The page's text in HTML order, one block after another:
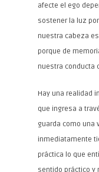
afecte el ego
sostener la luz
nuestra cabeza
porque de
nuestra conducta
Hay una realidad
que ingresa a
guarda como una
inmediatamente
práctica lo que
sentido práctico y